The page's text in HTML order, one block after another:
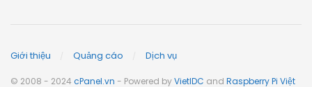
Giới thiệu Quảng cáo Dịch vụ
© 2008 - 2024 cPanel.vn - Powered byVietIDC and Raspberry Pi Việt